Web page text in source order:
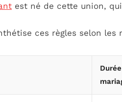
est né de cette union,
ces règles selon les